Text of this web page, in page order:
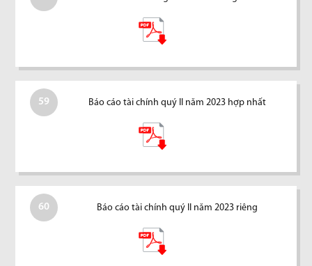
59 Báo cáo tài chính quý II năm 2023 hợp nhất
60 Báo cáo tài chính quý II năm 2023 riêng